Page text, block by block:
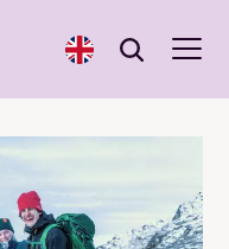
English Søk
Søk